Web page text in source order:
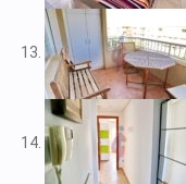
V2199
V2208
V2209
V2212
V2217
V2221
V2222
V2223
V2224